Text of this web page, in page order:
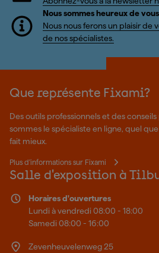
Nous sommes heureux de
Nous nous ferons un plaisir de
de nos spécialistes.
Que représente Fixami?
Des outils professionnels et des conseils
sommes le spécialiste en ligne, quel
fait mieux.
Plus d'informations sur Fixami
Salle d'exposition à
Horaires d'ouvertures
Lundi à vendredi 08:00 - 18:00
Samedi 08:00 - 16:00
Zevenheuvelenweg 25